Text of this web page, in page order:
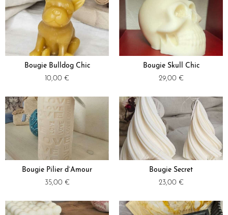
Bougie Bulldog Chic
10,00 €
Bougie Skull Chic
29,00 €
Bougie Pilier d’Amour
35,00 €
Bougie Secret
23,00 €